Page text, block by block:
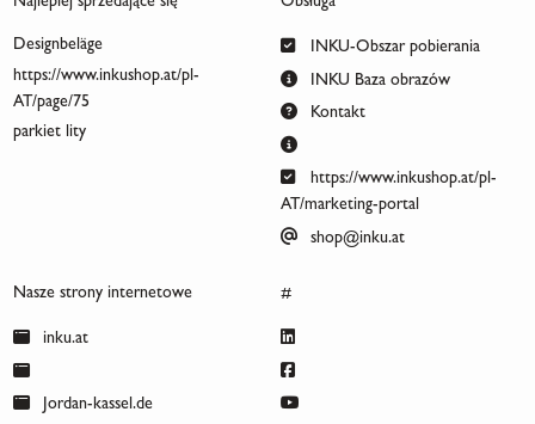
Designbeläge
https://www.inkushop.at/pl-
AT/page/75
parkiet lity
INKU-Obszar pobierania
INKU Baza obrazów
Kontakt
https://www.inkushop.at/pl-
AT/marketing-portal
shop@inku.at
Nasze strony internetowe
inku.at
Jordan-kassel.de
#